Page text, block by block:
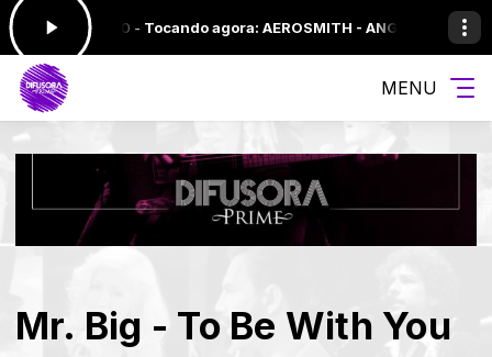
às 10:00 - Tocando agora: AEROSMITH - ANGEL SEQUENCIA
MENU
Mr. Big - To Be With You